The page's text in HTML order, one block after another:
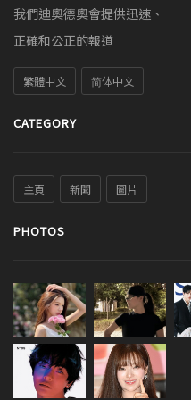
我們迪奧德奧會提供迅速、
正確和公正的報道
繁體中文 简体中文
CATEGORY
主頁 新聞 圖片
PHOTOS